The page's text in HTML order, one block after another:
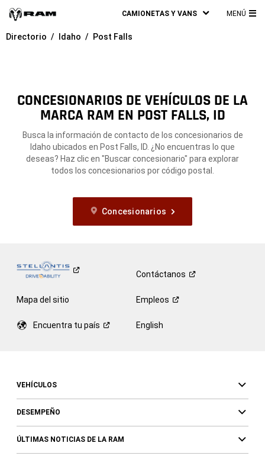
CAMIONETAS Y VANS MENÚ
Directorio Idaho Post Falls
CONCESIONARIOS DE VEHÍCULOS DE LA
MARCA RAM EN POST FALLS, ID
Busca la información de contacto de los concesionarios de
Idaho ubicados en Post Falls, ID. ¿No encuentras lo que
deseas? Haz clic en "Buscar concesionario" para explorar
todos los concesionarios por código postal.
Concesionarios
Contáctanos
Mapa del sitio Empleos
Encuentra tu país English
VEHÍCULOS
DESEMPEÑO
ÚLTIMAS NOTICIAS DE LA RAM